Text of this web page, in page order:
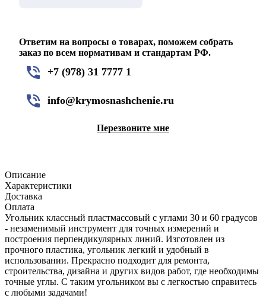
Ответим на вопросы о товарах, поможем собрать
заказ по всем нормативам и стандартам РФ.
+7 (978) 31 7777 1
info@krymosnashchenie.ru
Перезвоните мне
Описание
Характеристики
Доставка
Оплата
Угольник классный пластмассовый с углами 30 и 60 градусов
- незаменимый инструмент для точных измерений и
построения перпендикулярных линий. Изготовлен из
прочного пластика, угольник легкий и удобный в
использовании. Прекрасно подходит для ремонта,
строительства, дизайна и других видов работ, где необходимы
точные углы. С таким угольником вы с легкостью справитесь
с любыми задачами!